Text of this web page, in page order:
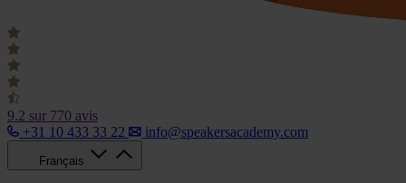
9.2 sur 770 avis
+31 10 433 33 22
info@speakersacademy.com
Français